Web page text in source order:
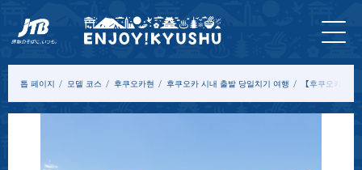
톱 페이지 모델 코스 후쿠오카현 후쿠오카 시내 출발 당일치기 여행 【후쿠오카福
홈 페
이지
최신
정보
투어&
체험
입장
권